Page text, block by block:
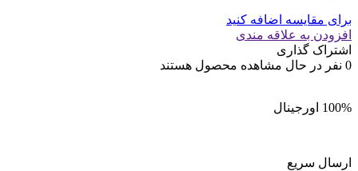
برای مقایسه اضافه کنید
افزودن به علاقه مندی
اشتراک گذاری
0 نفر در حال مشاهده محصول هستند
100% اورجینال
ارسال سریع